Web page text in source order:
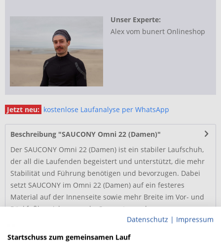
Unser Experte:
Alex vom bunert Onlineshop
Jetzt neu: kostenlose Laufanalyse per WhatsApp
Beschreibung "SAUCONY Omni 22 (Damen)"
Der SAUCONY Omni 22 (Damen) ist ein stabiler Laufschuh,
der all die Laufenden begeistert und unterstützt, die mehr
Stabilität und Führung benötigen und bevorzugen. Dabei
setzt SAUCONY im Omni 22 (Damen) auf ein festeres
Material auf der Innenseite sowie mehr Breite im Vor- und
Rückfußbereich, um mehr Support zu geben.
Stabilität und Führung bei jedem Laufschritt
Datenschutz | Impressum
Startschuss zum gemeinsamen Lauf